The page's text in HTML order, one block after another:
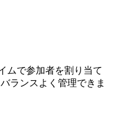
ムで参加者を割り当て
ランスよく管理できま